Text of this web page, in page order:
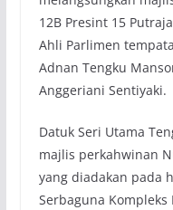
12B Presint 15
Ahli Parlimen
Adnan Tengku
Anggeriani Sentiyaki.
Datuk Seri Utama
majlis perkahwinan
yang diadakan pada
Serbaguna